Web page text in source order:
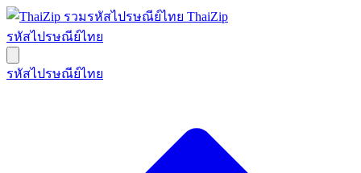
ThaiZip
รหัสไปรษณีย์ไทย
รหัสไปรษณีย์ไทย